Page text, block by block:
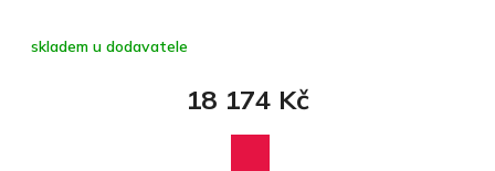
skladem u dodavatele
18 174 Kč